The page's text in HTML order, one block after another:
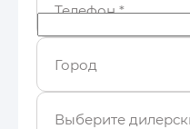
Телефон*
Город
Выберите